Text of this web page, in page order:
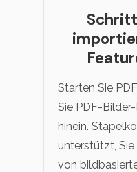
Starten Sie
Sie PDF-
hinein.
unterstützt,
von